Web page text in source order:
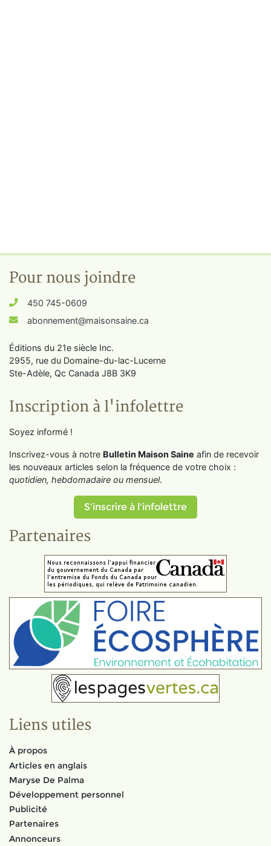
Pour nous joindre
450 745-0609
abonnement@maisonsaine.ca
Éditions du 21e siècle Inc.
2955, rue du Domaine-du-lac-Lucerne
Ste-Adèle, Qc Canada J8B 3K9
Inscription à l'infolettre
Soyez informé !
Inscrivez-vous à notre Bulletin Maison Saine afin de recevoir
les nouveaux articles selon la fréquence de votre choix :
quotidien, hebdomadaire ou mensuel.
S'inscrire à l'infolettre
Partenaires
Liens utiles
À propos
Articles en anglais
Maryse De Palma
Développement personnel
Publicité
Partenaires
Annonceurs